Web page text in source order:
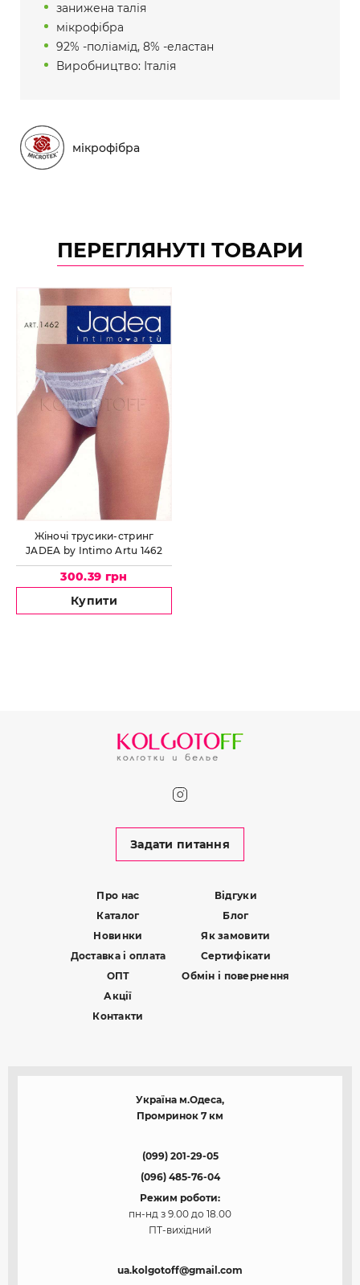
занижена талія
мікрофібра
92% -поліамід, 8% -еластан
Виробництво: Італія
мікрофібра
ПЕРЕГЛЯНУТІ ТОВАРИ
Жіночі трусики-стринг
JADEA by Intimo Artu 1462
300.39 грн
Купити
Задати питання
Про нас
Каталог
Новинки
Доставка і оплата
ОПТ
Акції
Контакти
Відгуки
Блог
Як замовити
Сертифікати
Обмін і повернення
Україна м.Одеса,
Промринок 7 км
(099) 201-29-05
(096) 485-76-04
Режим роботи:
пн-нд з 9.00 до 18.00
ПТ-вихідний
ua.kolgotoff@gmail.com